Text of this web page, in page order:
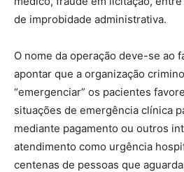
de improbidade administrativa.
O nome da operação deve-se ao
apontar que a organização
“emergenciar” os pacientes
situações de emergência clínica
mediante pagamento ou outros
atendimento como urgência
centenas de pessoas que